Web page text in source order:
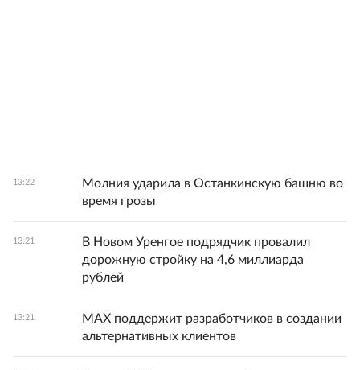
13:22
Молния ударила в Останкинскую башню во
время грозы
13:21
В Новом Уренгое подрядчик провалил
дорожную стройку на 4,6 миллиарда
рублей
13:21
MAX поддержит разработчиков в создании
альтернативных клиентов